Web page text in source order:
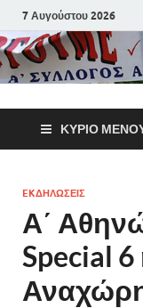
7 Αυγούστου 2026
ΚΎΡΙΟ
EKΔΗΛΩΣΕΙΣ
Α΄
Special